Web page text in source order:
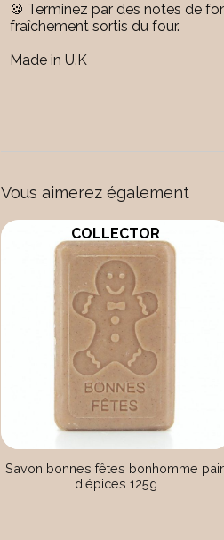
🍪 Terminez par des notes de
fraîchement sortis du four.
Made in U.K
Vous aimerez également
Savon bonnes fêtes bonhomme
d'épices 125g
COLLECTOR